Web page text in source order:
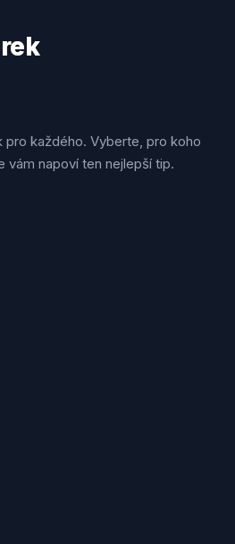
pro každého. Vyberte, pro koho
vám napoví ten nejlepší tip.